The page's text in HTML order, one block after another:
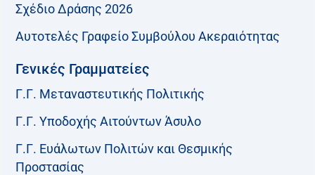
Σχέδιο Δράσης 2026
Αυτοτελές Γραφείο Συμβούλου Ακεραιότητας
Γενικές Γραμματείες
Γ.Γ. Μεταναστευτικής Πολιτικής
Γ.Γ. Υποδοχής Αιτούντων Άσυλο
Γ.Γ. Ευάλωτων Πολιτών και Θεσμικής
Προστασίας